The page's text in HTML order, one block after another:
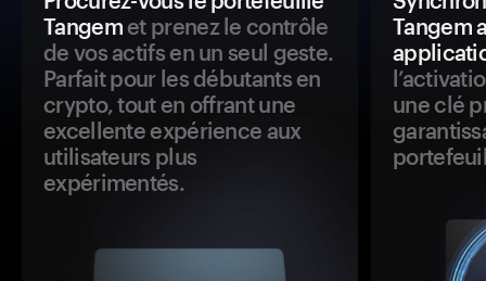
Tangemet prenez le contrôle
de vos actifs en un seul geste.
Parfait pour les débutants en
crypto, tout en offrant une
excellente expérience aux
utilisateurs plus
expérimentés.
Tangem
une clé